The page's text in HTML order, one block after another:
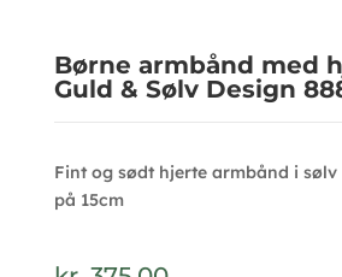
Børne armbånd med
Guld & Sølv Design
Fint og sødt hjerte armbånd i
på 15cm